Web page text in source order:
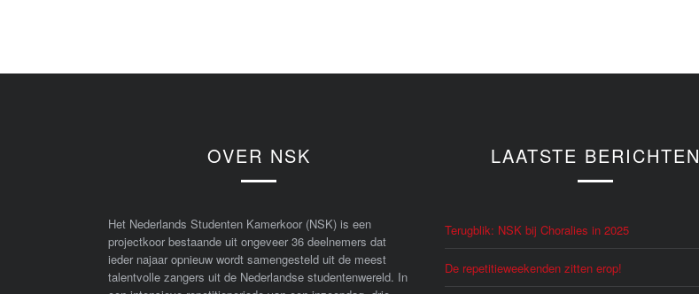
OVER NSK
Het Nederlands Studenten Kamerkoor (NSK) is een
projectkoor bestaande uit ongeveer 36 deelnemers dat
ieder najaar opnieuw wordt samengesteld uit de meest
talentvolle zangers uit de Nederlandse studentenwereld. In
LAATSTE BERICHTEN
Terugblik: NSK bij Choralies in 2025
De repetitieweekenden zitten erop!